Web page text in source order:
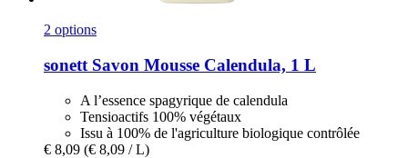
2 options
sonett Savon Mousse Calendula, 1 L
A l’essence spagyrique de calendula
Tensioactifs 100% végétaux
Issu à 100% de l'agriculture biologique contrôlée
€ 8,09 (€ 8,09 / L)